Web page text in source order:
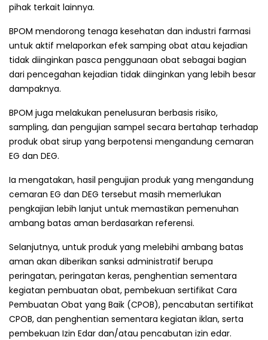
pihak terkait lainnya.
BPOM mendorong tenaga kesehatan dan industri farmasi
untuk aktif melaporkan efek samping obat atau kejadian
tidak diinginkan pasca penggunaan obat sebagai bagian
dari pencegahan kejadian tidak diinginkan yang lebih besar
dampaknya.
BPOM juga melakukan penelusuran berbasis risiko,
sampling, dan pengujian sampel secara bertahap terhadap
produk obat sirup yang berpotensi mengandung cemaran
EG dan DEG.
Ia mengatakan, hasil pengujian produk yang mengandung
cemaran EG dan DEG tersebut masih memerlukan
pengkajian lebih lanjut untuk memastikan pemenuhan
ambang batas aman berdasarkan referensi.
Selanjutnya, untuk produk yang melebihi ambang batas
aman akan diberikan sanksi administratif berupa
peringatan, peringatan keras, penghentian sementara
kegiatan pembuatan obat, pembekuan sertifikat Cara
Pembuatan Obat yang Baik (CPOB), pencabutan sertifikat
CPOB, dan penghentian sementara kegiatan iklan, serta
pembekuan Izin Edar dan/atau pencabutan izin edar.